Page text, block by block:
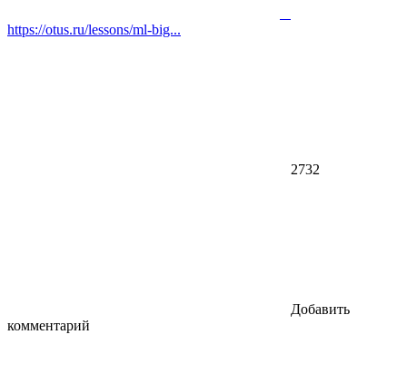
https://otus.ru/lessons/ml-big...
2732
Добавить
комментарий